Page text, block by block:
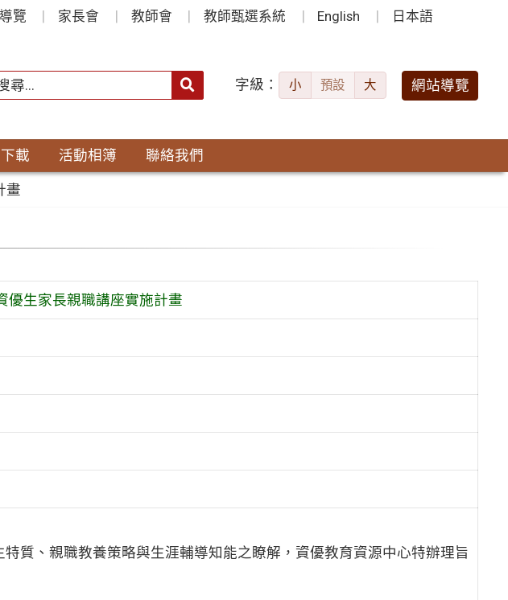
覽 家長會 教師會 教師甄選系統 English 日本語
字級： 小 預設 大 網站導覽
載 活動相簿 聯絡我們
畫
優生家長親職講座實施計畫
質、親職教養策略與生涯輔導知能之瞭解，資優教育資源中心特辦理旨